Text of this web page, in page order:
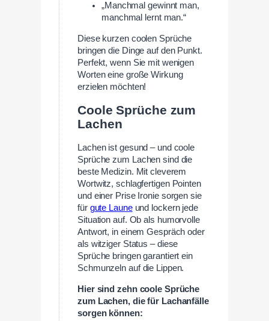
„Manchmal gewinnt man,
manchmal lernt man.“
Diese kurzen coolen Sprüche
bringen die Dinge auf den Punkt.
Perfekt, wenn Sie mit wenigen
Worten eine große Wirkung
erzielen möchten!
Coole Sprüche zum
Lachen
Lachen ist gesund – und coole
Sprüche zum Lachen sind die
beste Medizin. Mit cleverem
Wortwitz, schlagfertigen Pointen
und einer Prise Ironie sorgen sie
für gute Launeund lockern jede
Situation auf. Ob als humorvolle
Antwort, in einem Gespräch oder
als witziger Status – diese
Sprüche bringen garantiert ein
Schmunzeln auf die Lippen.
Hier sind zehn coole Sprüche
zum Lachen, die für Lachanfälle
sorgen können: